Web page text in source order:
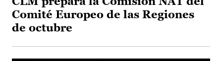
Comité Europeo de las Regiones
de octubre